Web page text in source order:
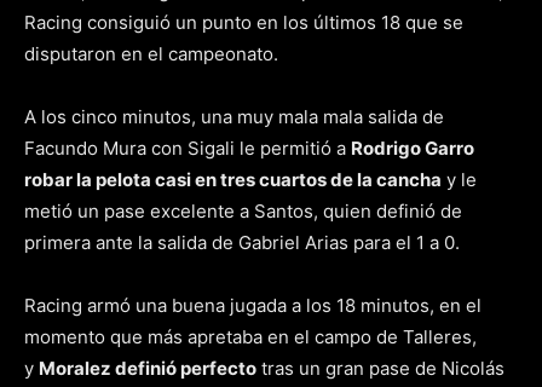
Racing consiguió un punto en los últimos 18 que se
disputaron en el campeonato.
A los cinco minutos, una muy mala mala salida de
Facundo Mura con Sigali le permitió a Rodrigo Garro
robar la pelota casi en tres cuartos de la cancha y le
metió un pase excelente a Santos, quien definió de
primera ante la salida de Gabriel Arias para el 1 a 0.
Racing armó una buena jugada a los 18 minutos, en el
momento que más apretaba en el campo de Talleres,
y Moralez definió perfecto tras un gran pase de Nicolás